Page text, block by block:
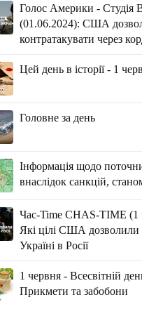
Голос Америки - Студія
(01.06.2024): США
контратакувати через
Цей день в історії - 1
Головне за день
Інформація щодо
внаслідок санкцій,
Час-Time CHAS-TIME (1
Які цілі США дозволили
Україні в Росії
1 червня - Всесвітній
Прикмети та забобони